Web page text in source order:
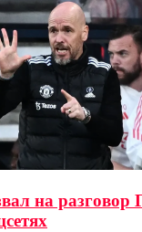
на разговор